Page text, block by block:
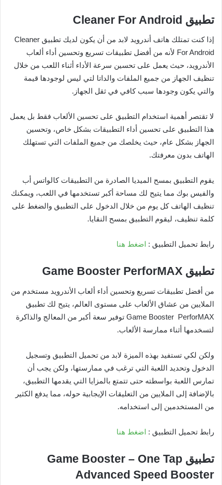
تطبيق Cleaner For Android
إذا كنت تمتلك هاتف أندرويد لابد من أن يكون لديك تطبيق Cleaner
For Android لأنه من أفضل تطبيقات تسريع وتحسين أداء ألعاب
الأندرويد، حيث يعمل على تحسين سرعة الأداء أثناء اللعب من خلال
تنظيف الجهاز من جميع الملفات والداتا لتي ليس لوجودها قيمة
والتي يكون وجودها سبب كافي في ثقل الجهاز.
لا تقتصر أهمية استخدام التطبيق على تحسين الألعاب فقط بل يعمل
هذا التطبيق على تحسين أداء التطبيقات بشكل خاص، وتحسين
الجهاز بشكل عام، حيث يخلصك من جميع الملفات التي تستهلك
الهاتف بدون معرفتك.
يقوم التطبيق بمسح الميديا الصادرة من التطبيقات كالواتس أب
والفيس بوك مما يتيح لك مساحة أكبر تستخدمها في اللعب، ويمكنك
تنظيف الهاتف كل يوم من خلال الدخول على التطبيق والضغط على
كلمة تنظيف، ليقوم التطبيق بمسح النقايا.
رابط تحميل التطبيق : اضغط هنا
تطبيق Game Booster PerforMAX
من أفضل تطبيقات تسريع وتحسين أداء ألعاب الأندرويد مستخدم من
الملايين من عشاق الألعاب على مستوى العالم، يتيح لك تطبيق
Game Booster PerforMAX توفير سعة أكبر من المعالج والذاكرة
لتسخدمها أثناء ممارسة الألعاب.
ولكن لكي تستفيد بهذه الميزة لابد من تحميل التطبيق وتسجيل
الدخول وتحديد اللعبة التي ترغب في ممارستها، ولكن يجب أن
تمارس اللعبة بواسطته حتى تتمتع بالمزايا التي يقدمها التطبيق،
بالإضافة إلى الملايين من التعليقات الإيجابية حوله، مما يدفع الكثير
من المستخدمين إلى استخدامه.
رابط تحميل التطبيق : اضغط هنا
تطبيق Game Booster – One Tap
Advanced Speed Booster